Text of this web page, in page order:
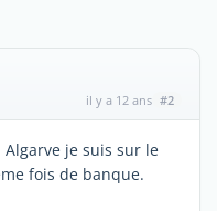
il y a 12 ans #2
je suis sur le
fois de banque.